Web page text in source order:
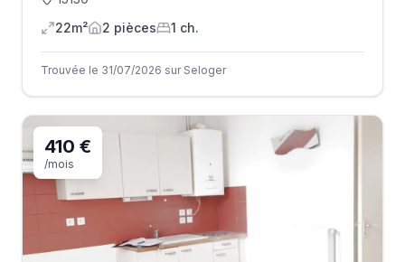
22m²
2 pièces 1 ch.
Trouvée le 31/07/2026 sur Seloger
410 €
/mois